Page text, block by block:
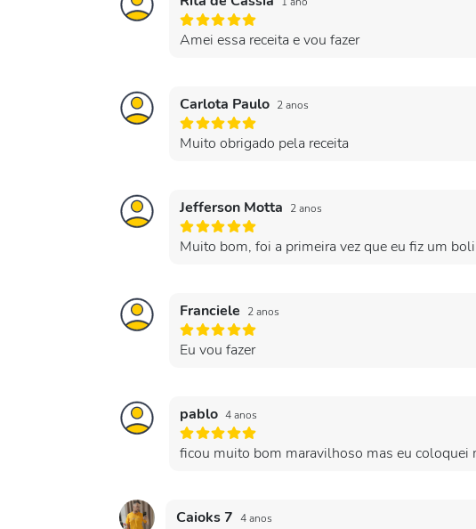
Amei essa receita e vou fazer
Carlota Paulo 2 anos
Muito obrigado pela receita
Jefferson Motta 2 anos
Muito bom, foi a primeira vez que eu fiz um
Franciele 2 anos
Eu vou fazer
pablo 4 anos
ficou muito bom maravilhoso mas eu coloquei
Caioks 7 4 anos